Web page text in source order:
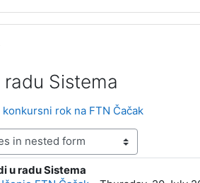
radu Sistema
rok na FTN Čačak
u radu Sistema
of replies: 0